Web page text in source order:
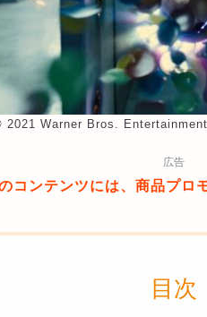
2021 Warner Bros.
広告
コンテンツには、商品プロ
目次